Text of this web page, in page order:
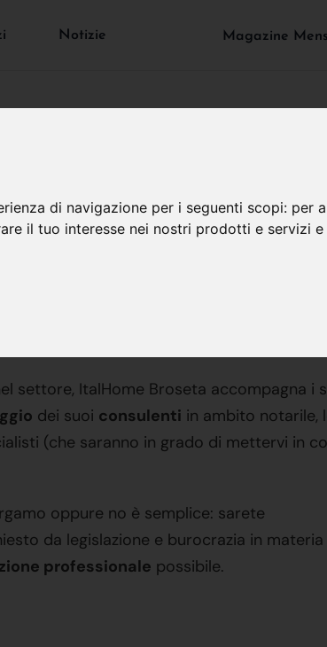
di navigazione per i seguenti scopi: per
il tuo interesse nei nostri prodotti e servizi e
Notizie Magazine
settore, ItalHome Broseta accompagna i
dei suoi consulenti in ambito notarile,
(che saranno in grado di mettervi in
oppure no è semplice: sarete
da legislazione e burocrazia in materia
professionale possibile.